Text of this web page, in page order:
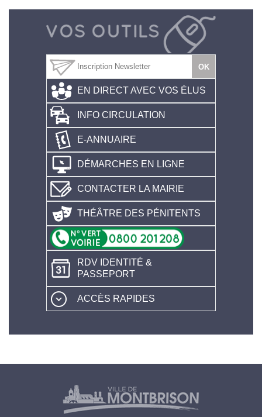
EN DIRECT AVEC VOS ÉLUS
INFO CIRCULATION
E-ANNUAIRE
DÉMARCHES EN LIGNE
CONTACTER LA MAIRIE
THÉÂTRE DES PÉNITENTS
RDV IDENTITÉ &
PASSEPORT
ACCÈS RAPIDES